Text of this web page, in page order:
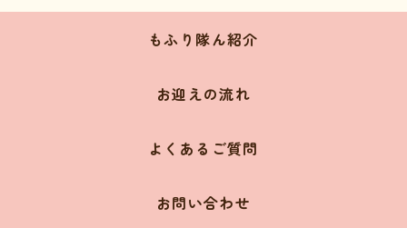
もふり隊ん紹介
お迎えの流れ
よくあるご質問
お問い合わせ